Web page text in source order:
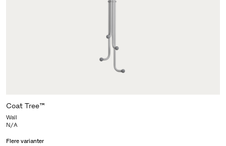
Coat Tree™
Wall
N/A
Flere varianter